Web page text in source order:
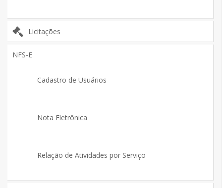
Licitações
NFS-E
Cadastro de Usuários
Nota Eletrônica
Relação de Atividades por Serviço